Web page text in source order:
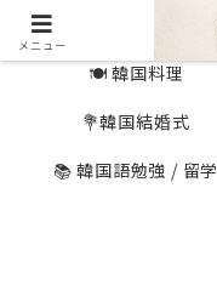
🍽 韓国料理
💐韓国結婚式
📚 韓国語勉強 / 留学
メニュー